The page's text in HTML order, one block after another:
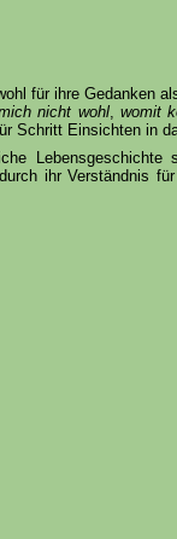
für ihre Gedanken
nicht wohl, womit
Schritt Einsichten in
Lebensgeschichte
ihr Verständnis